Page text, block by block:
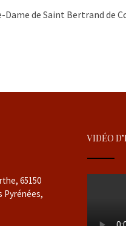
de Saint Bertrand de
65150
Pyrénées,
VIDÉO